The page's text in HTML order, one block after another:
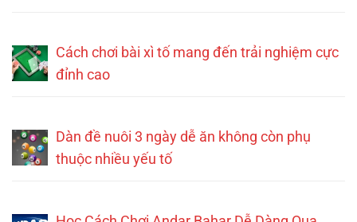
Cách chơi bài xì tố mang đến trải nghiệm cực
đỉnh cao
Dàn đề nuôi 3 ngày dễ ăn không còn phụ
thuộc nhiều yếu tố